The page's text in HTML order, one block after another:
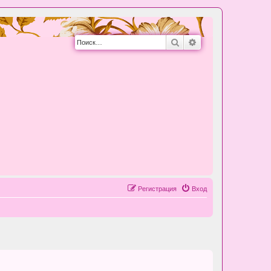
Поиск
Вход
Регистрация